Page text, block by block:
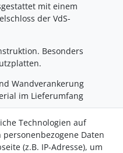
mit einem
der VdS-
Besonders
Wandverankerung
im Lieferumfang
kratzfester Farbe nach
Technologien auf
Daten
(z.B. IP-Adresse), um